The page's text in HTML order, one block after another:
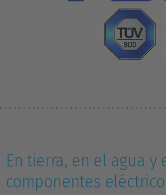
En tierra, en el agua y
componentes